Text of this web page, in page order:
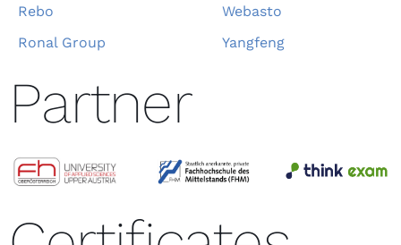
Rebo
Ronal Group
Webasto
Yangfeng
Partner